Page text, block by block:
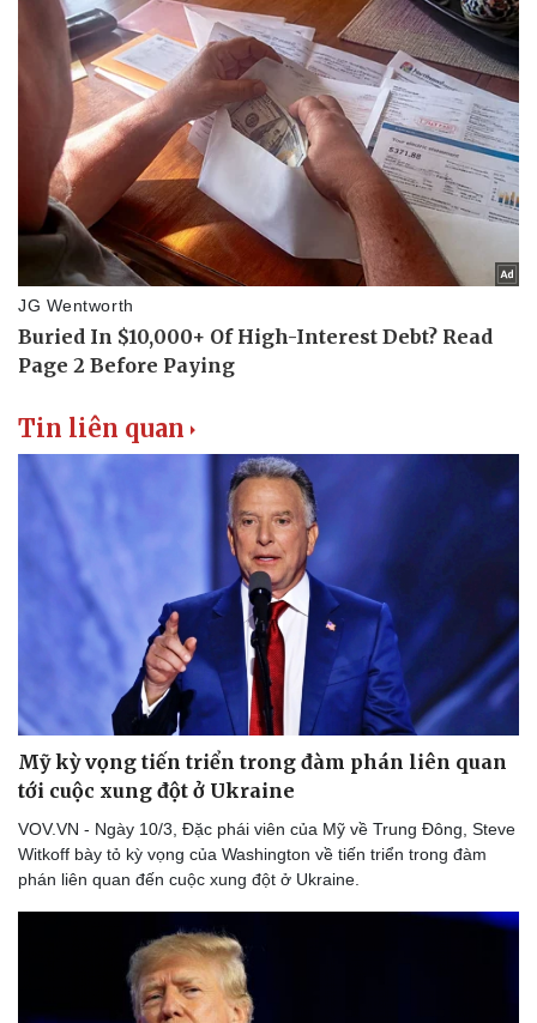
Tin liên quan
Mỹ kỳ vọng tiến triển trong đàm phán liên quan
tới cuộc xung đột ở Ukraine
VOV.VN - Ngày 10/3, Đặc phái viên của Mỹ về Trung Đông, Steve
Witkoff bày tỏ kỳ vọng của Washington về tiến triển trong đàm
phán liên quan đến cuộc xung đột ở Ukraine.